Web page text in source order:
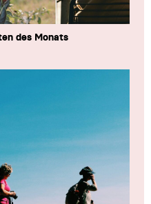
des Monats